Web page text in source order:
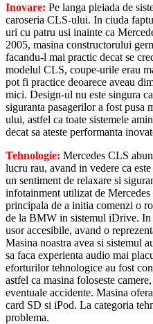
Inovare: Pe langa pleiada de
caroseria CLS-ului. In ciuda
uri cu patru usi inainte ca
2005, masina constructorului
facandu-l mai practic decat se
modelul CLS, coupe-urile erau
pot fi practice deoarece aveau
mici. Design-ul nu este singura
siguranta pasagerilor a fost pusa
ului, astfel ca toate sistemele
decat sa ateste performanta
Tehnologie: Mercedes CLS
lucru rau, avand in vedere ca
un sentiment de relaxare si
infotainment utilizat de
principala de a initia comenzi o
de la BMW in sistemul iDrive.
usor accesibile, avand o
Masina noastra avea si sistemul
sa faca experienta audio mai
eforturilor tehnologice au fost
astfel ca masina foloseste
eventuale accidente. Masina
card SD si iPod. La categoria
problema.